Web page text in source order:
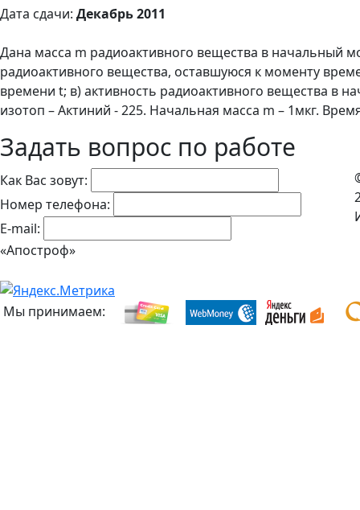
Дата сдачи: Декабрь 2011
Дана масса m радиоактивного вещества в начальный
радиоактивного вещества, оставшуюся к моменту
времени t; в) активность радиоактивного вещества в
изотоп – Актиний - 225. Начальная масса m – 1мкг.
Задать вопрос по работе
Как Вас зовут:
Номер телефона:
E-mail:
«Апостроф»
Мы принимаем: